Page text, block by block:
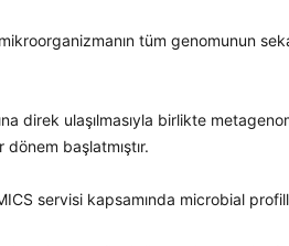
tüm genomunun
direk ulaşılmasıyla birlikte
başlatmıştır.
servisi kapsamında microbial